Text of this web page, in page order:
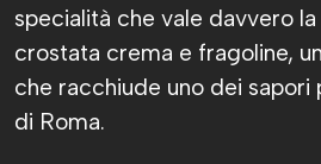
specialità che vale davvero
crostata crema e fragoline,
che racchiude uno dei sapori
di Roma.